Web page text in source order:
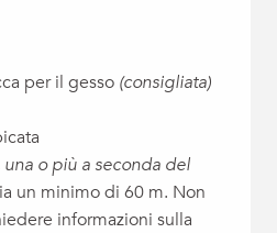
per il gesso (consigliata)
una o più a seconda del
un minimo di 60 m. Non
informazioni sulla